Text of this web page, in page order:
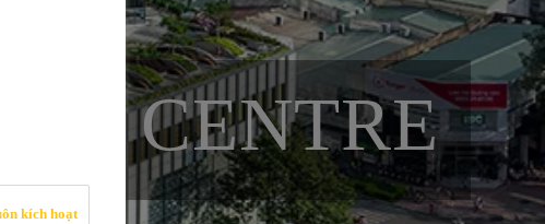
CENTRE
kích hoạt